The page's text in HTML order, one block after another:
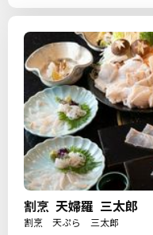
割烹 天婦羅 三太郎
割烹 天ぷら 三太郎